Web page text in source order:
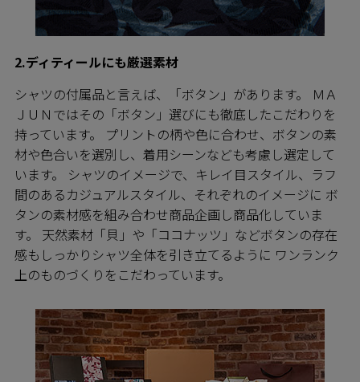
2.ディティールにも厳選素材
シャツの付属品と言えば、「ボタン」があります。 ＭＡ
ＪＵＮではその「ボタン」選びにも徹底したこだわりを
持っています。 プリントの柄や色に合わせ、ボタンの素
材や色合いを選別し、着用シーンなども考慮し選定して
います。 シャツのイメージで、キレイ目スタイル、ラフ
間のあるカジュアルスタイル、それぞれのイメージに ボ
タンの素材感を組み合わせ商品企画し商品化していま
す。 天然素材「貝」や「ココナッツ」などボタンの存在
感もしっかりシャツ全体を引き立てるように ワンランク
上のものづくりをこだわっています。